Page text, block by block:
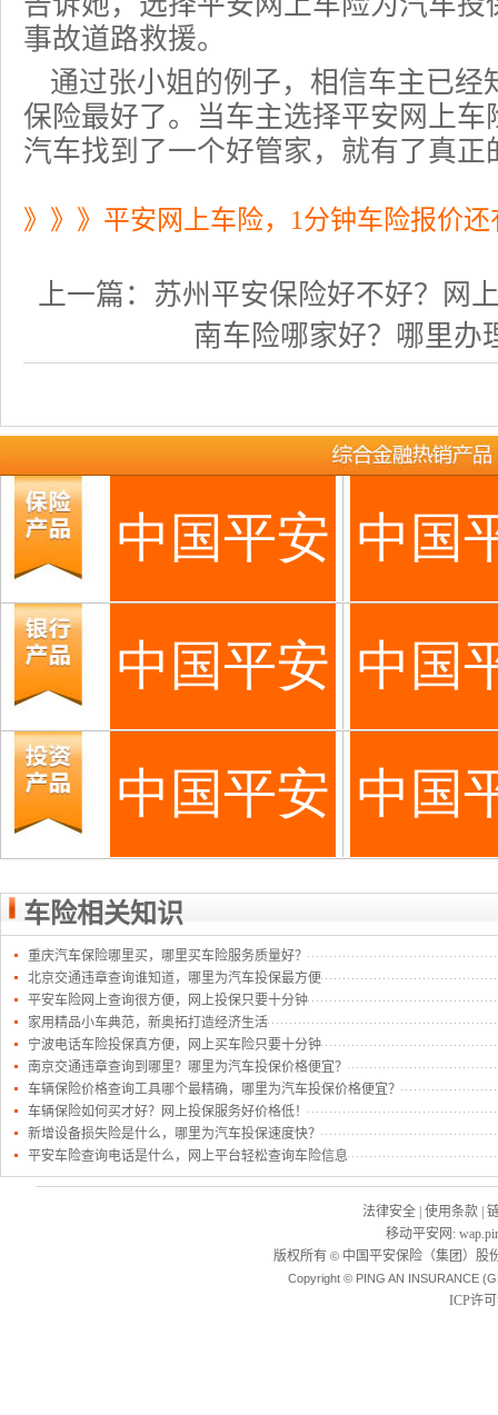
事故道路救援。
通过张小姐的例子，相信车主已经
保险最好了。当车主选择平安网上车
汽车找到了一个好管家，就有了真正
》》》平安网上车险，1分钟车险报价
上一篇： 苏州平安保险好不好？网
南车险哪家好？哪里办
车险相关知识
重庆汽车保险哪里买，哪里买车险服务质量好？
北京交通违章查询谁知道，哪里为汽车投保最方便
平安车险网上查询很方便，网上投保只要十分钟
家用精品小车典范，新奥拓打造经济生活
宁波电话车险投保真方便，网上买车险只要十分钟
南京交通违章查询到哪里？哪里为汽车投保价格便宜？
车辆保险价格查询工具哪个最精确，哪里为汽车投保价格便宜？
车辆保险如何买才好？网上投保服务好价格低！
新增设备损失险是什么，哪里为汽车投保速度快？
平安车险查询电话是什么，网上平台轻松查询车险信息
法律安全 使用条款
移动平安网 :
版权所有 ©中国平安保险（集团）股
Copyright © PING AN INSURANCE
ICP许